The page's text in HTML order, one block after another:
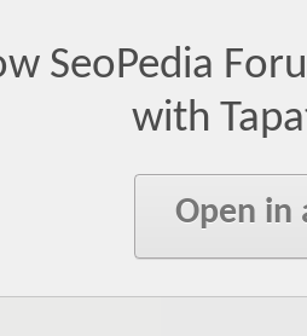
SeoPedia
with
Open in